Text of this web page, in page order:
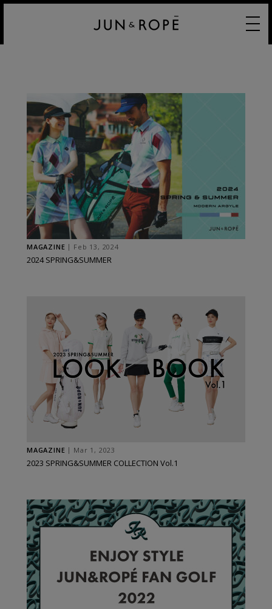
MAGAZINE Feb 13, 2024
2024 SPRING&SUMMER
MAGAZINE Mar 1, 2023
2023 SPRING&SUMMER COLLECTION Vol.1